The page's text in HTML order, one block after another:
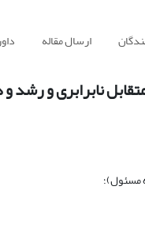
ارسال مقاله
نابرابری و رشد
مسئول)؛